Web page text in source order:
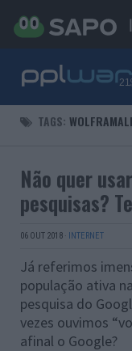
TAGS:
Não quer
pesquisas?
06 OUT 2018 · INTERNET
Já referimos
população ativa
pesquisa do
vezes ouvimos
afinal o Google?